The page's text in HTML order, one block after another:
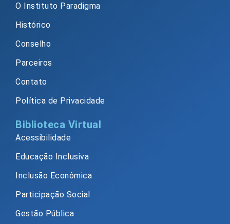
O Instituto Paradigma
Histórico
Conselho
Parceiros
Contato
Política de Privacidade
Biblioteca Virtual
Acessibilidade
Educação Inclusiva
Inclusão Econômica
Participação Social
Gestão Pública